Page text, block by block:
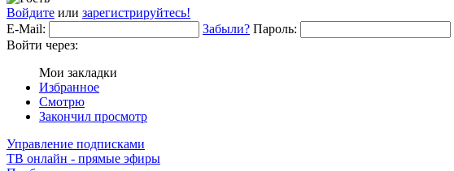
Войдите или зарегистрируйтесь!
E-Mail:
Забыли? Пароль:
Войти через:
Мои закладки
Избранное
Смотрю
Закончил просмотр
Управление подписками
ТВ онлайн - прямые эфиры